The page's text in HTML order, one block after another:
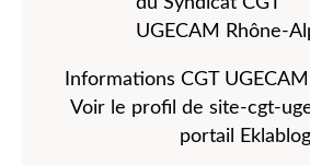
Informations CGT
Voir le profil de site-cgt-
portail Eklablog